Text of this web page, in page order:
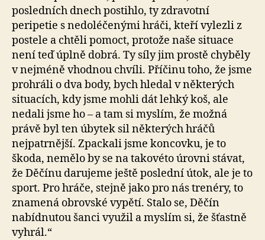
posledních dnech postihlo, ty zdravotní
peripetie s nedoléčenými hráči, kteří vylezli z
postele a chtěli pomoct, protože naše situace
není teď úplně dobrá. Ty síly jim prostě chyběly
v nejméně vhodnou chvíli. Příčinu toho, že jsme
prohráli o dva body, bych hledal v některých
situacích, kdy jsme mohli dát lehký koš, ale
nedali jsme ho – a tam si myslím, že možná
právě byl ten úbytek sil některých hráčů
nejpatrnější. Zpackali jsme koncovku, je to
škoda, nemělo by se na takovéto úrovni stávat,
že Děčínu darujeme ještě poslední útok, ale je to
sport. Pro hráče, stejně jako pro nás trenéry, to
znamená obrovské vypětí. Stalo se, Děčín
nabídnutou šanci využil a myslím si, že šťastně
vyhrál.“